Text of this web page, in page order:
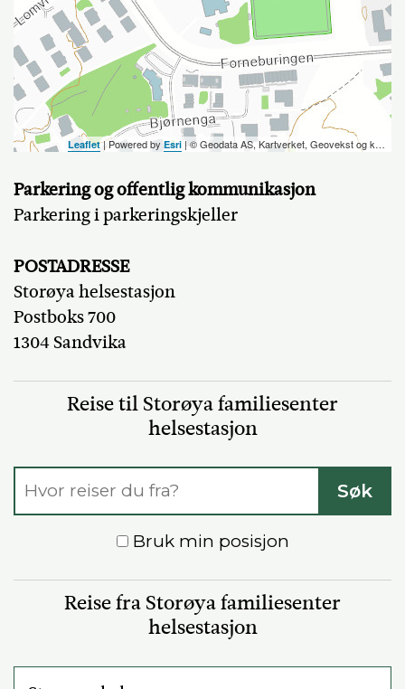
Leaflet| Powered by Esri | ©️ Geodata AS, Kartverket, Geovekst og kommunene, OpenStreetMap
Parkering og offentlig kommunikasjon
Parkering i parkeringskjeller
POSTADRESSE
Storøya helsestasjon
Postboks 700
1304 Sandvika
Reise til Storøya familiesenter
helsestasjon
Søk
Bruk min posisjon
Reise fra Storøya familiesenter
helsestasjon